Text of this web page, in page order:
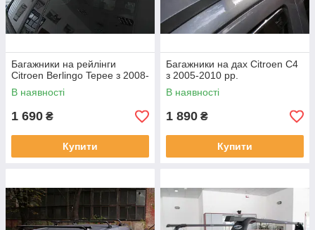
Багажники на рейлінги
Citroen Berlingo Tepee з 2008-
В наявності
1 690 ₴
Купити
Багажники на дах Citroen С4
з 2005-2010 рр.
В наявності
1 890 ₴
Купити